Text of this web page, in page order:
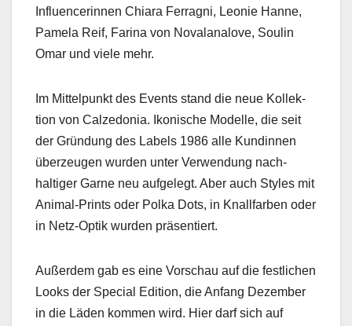
Influ­encerin­nen Chiara Fer­rag­ni, Leonie Hanne,
Pamela Reif, Fari­na von Novalanalove, Soulin
Omar und viele mehr.
Im Mit­telpunkt des Events stand die neue Kollek­
tion von Calze­do­nia. Ikonis­che Mod­elle, die seit
der Grün­dung des Labels 1986 alle Kundin­nen
überzeu­gen wur­den unter Ver­wen­dung nach­
haltiger Gar­ne neu aufgelegt. Aber auch Styles mit
Ani­mal-Prints oder Pol­ka Dots, in Knall­far­ben oder
in Netz-Optik wur­den präsen­tiert.
Außer­dem gab es eine Vorschau auf die fes­tlichen
Looks der Spe­cial Edi­tion, die Anfang Dezem­ber
in die Läden kom­men wird. Hier darf sich auf